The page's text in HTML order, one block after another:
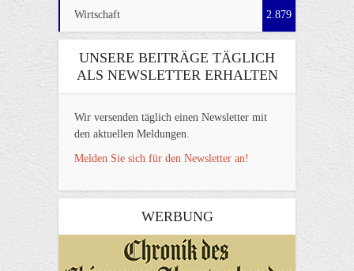
Wirtschaft 2.879
UNSERE BEITRÄGE TÄGLICH
ALS NEWSLETTER ERHALTEN
Wir versenden täglich einen Newsletter mit
den aktuellen Meldungen.
Melden Sie sich für den Newsletter an!
WERBUNG